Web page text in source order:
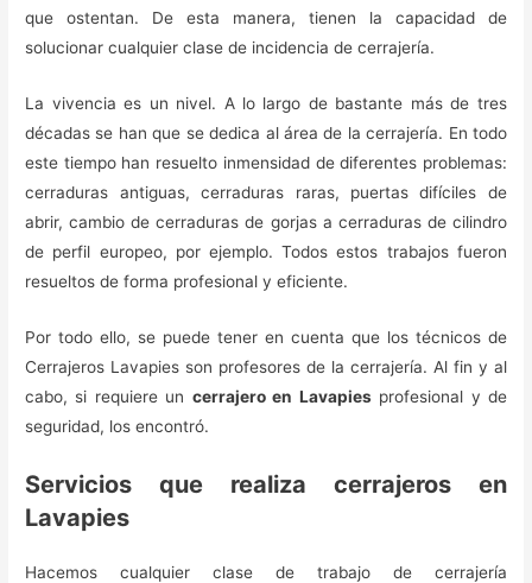
que ostentan. De esta manera, tienen la capacidad de
solucionar cualquier clase de incidencia de cerrajería.
La vivencia es un nivel. A lo largo de bastante más de tres
décadas se han que se dedica al área de la cerrajería. En todo
este tiempo han resuelto inmensidad de diferentes problemas:
cerraduras antiguas, cerraduras raras, puertas difíciles de
abrir, cambio de cerraduras de gorjas a cerraduras de cilindro
de perfil europeo, por ejemplo. Todos estos trabajos fueron
resueltos de forma profesional y eficiente.
Por todo ello, se puede tener en cuenta que los técnicos de
Cerrajeros Lavapies son profesores de la cerrajería. Al fin y al
cabo, si requiere un cerrajero en Lavapiesprofesional y de
seguridad, los encontró.
Servicios que realiza cerrajeros en
Lavapies
Hacemos cualquier clase de trabajo de cerrajería